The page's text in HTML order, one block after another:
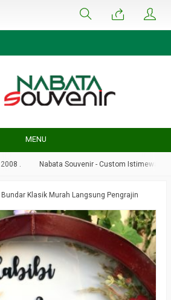
A
MENU
. Nabata Souvenir - Custom Istimewa ,
Bundar Klasik Murah Langsung Pengrajin